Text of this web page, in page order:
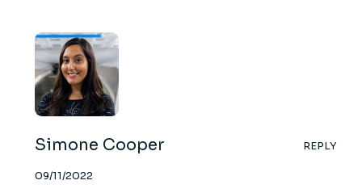
Simone Cooper
09/11/2022
REPLY